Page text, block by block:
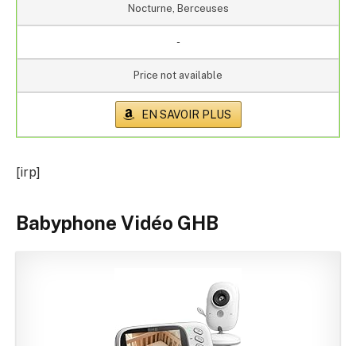
Nocturne, Berceuses
-
Price not available
EN SAVOIR PLUS
[irp]
Babyphone Vidéo GHB